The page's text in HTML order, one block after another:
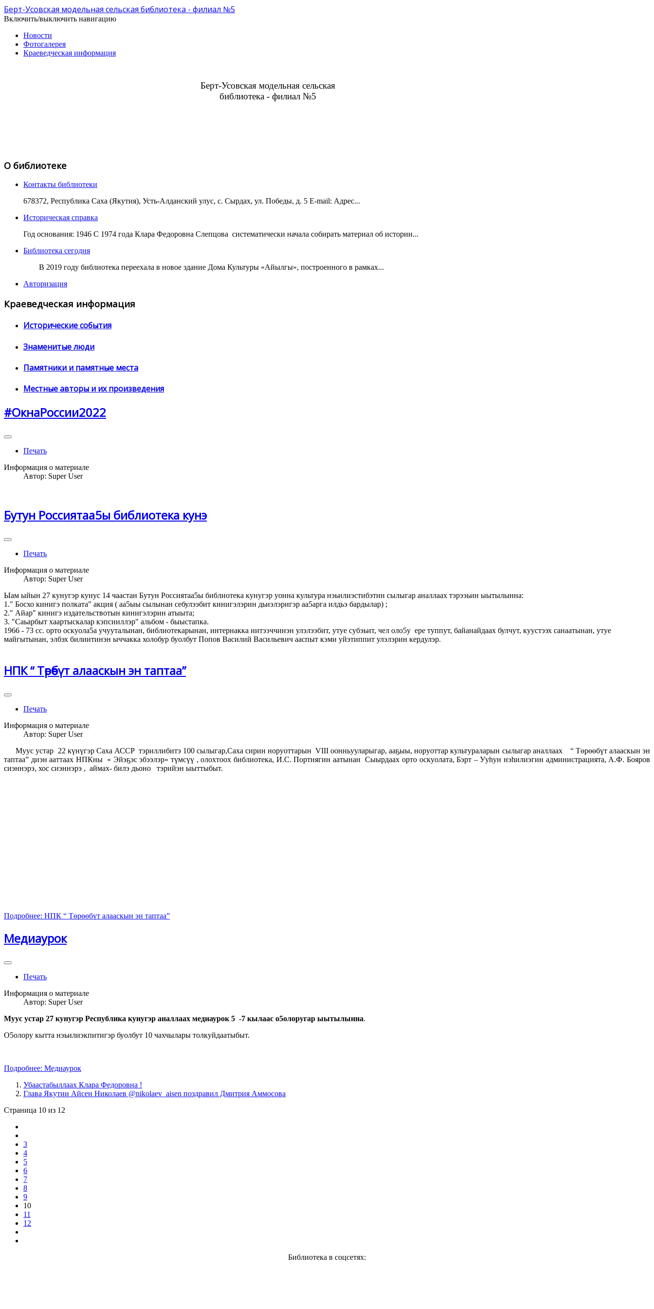
Берт-Усовская модельная сельская библиотека - филиал №5
Включить/выключить навигацию
Новости
Фотогалерея
Краеведческая информация
Берт-Усовская модельная сельская
библиотека - филиал №5
О библиотеке
Контакты библиотеки
678372, Республика Саха (Якутия), Усть-Алданский улус, с. Сырдах, ул. Победы, д. 5 E-mail: Адрес...
Историческая справка
Год основания: 1946 С 1974 года Клара Федоровна Слепцова систематически начала собирать материал об истории...
Библиотека сегодня
В 2019 году библиотека переехала в новое здание Дома Культуры «Айылгы», построенного в рамках...
Авторизация
Краеведческая информация
Исторические события
Знаменитые люди
Памятники и памятные места
Местные авторы и их произведения
#ОкнаРоссии2022
Печать
Информация о материале
Автор: Super User
Бутун Россиятаа5ы библиотека кунэ
Печать
Информация о материале
Автор: Super User
Ыам ыйын 27 кунугэр кунус 14 чаастан Бутун Россиятаа5ы библиотека кунугэр уонна культура нэьилиэстибэтин сылыгар аналлаах тэрээьин ыытылынна:
1." Босхо кинигэ полката" акция ( аа5ыы сылынан себулээбит кинигэлэрин дьиэлэригэр аа5арга илдьэ бардылар) ;
2." Айар" кинигэ издательствотын кинигэлэрин атыыта;
3. "Саьарбыт хаартыскалар кэпсииллэр" альбом - быыстапка.
1966 - 73 сс. орто оскуола5а учууталынан, библиотекарынан, интернакка иитээччинэн улэлээбит, утуе субэьит, чел оло5у ере туппут, байанайдаах булчут, куустээх санаатынан, утуе
майгытынан, элбэх билиитинэн ыччакка холобур буолбут Попов Василий Васильевич ааспыт кэми уйэтиппит улэлэрин кердулэр.
НПК “ Төрөөбүт алааскын эн таптаа”
Печать
Информация о материале
Автор: Super User
Муус устар 22 күнүгэр Саха АССР тэриллибитэ 100 сылыгар,Саха сирин норуоттарын VIII оонньууларыгар, ааҕыы, норуоттар культураларын сылыгар аналлаах “ Төрөөбүт алааскын эн
таптаа” диэн ааттаах НПКны « Эйэҕэс эбээлэр» түмсүү , олохтоох библиотека, И.С. Портнягин аатынан Сыырдаах орто оскуолата, Бэрт – Ууһун нэһилиэгин администрацията, А.Ф. Бояров
сиэннэрэ, хос сиэннэрэ , аймах- билэ дьоно тэрийэн ыыттыбыт.
Подробнее: НПК “ Төрөөбүт алааскын эн таптаа”
Медиаурок
Печать
Информация о материале
Автор: Super User
Муус устар 27 кунугэр Республика кунугэр аналлаах медиаурок 5 -7 кылаас о5олоругар ыытылынна.
О5олору кытта нэьилиэкпитигэр буолбут 10 чахчылары толкуйдаатыбыт.
Подробнее: Медиаурок
Убаастабыллаах Клара Федоровна !
Глава Якутии Айсен Николаев @nikolaev_aisen поздравил Дмитрия Аммосова
Страница 10 из 12
3
4
5
6
7
8
9
10
11
12
Библиотека в соцсетях: